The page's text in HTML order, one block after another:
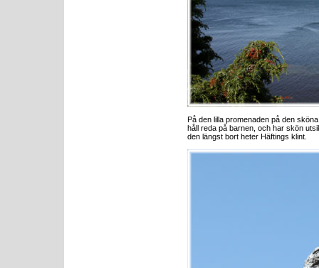
På den lilla promenaden på den
håll reda på barnen, och har skön
den längst bort heter Häftings klint.